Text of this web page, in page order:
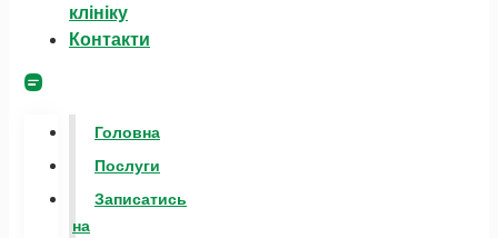
клініку
Контакти
Головна
Послуги
Записатись
на